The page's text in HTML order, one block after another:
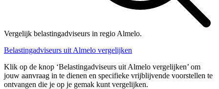
Vergelijk belastingadviseurs in regio Almelo.
Belastingadviseurs uit Almelo vergelijken
Klik op de knop ‘Belastingadviseurs uit Almelo vergelijken’ om
jouw aanvraag in te dienen en specifieke vrijblijvende voorstellen te
ontvangen die je op je gemak kunt vergelijken.